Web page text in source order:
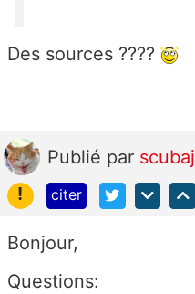
Des sources ????
Publié par
!
citer
Bonjour,
Questions: